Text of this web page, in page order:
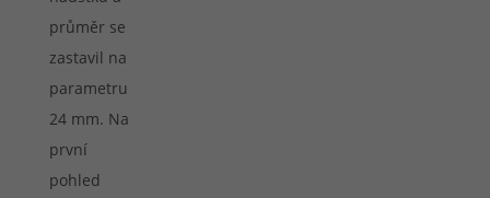
průměr se
zastavil na
parametru
24 mm. Na
první
pohled